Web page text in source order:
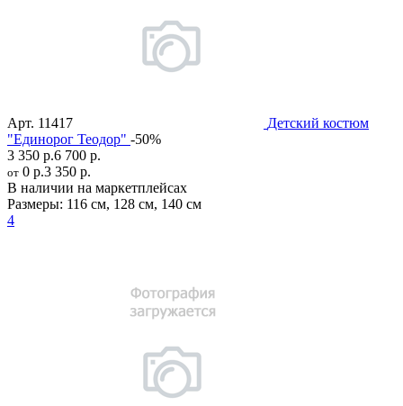
Арт. 11417
Детский костюм
"Единорог Теодор" -50%
3 350 р.6 700 р.
от 0 р.3 350 р.
В наличии на маркетплейсах
Размеры: 116 см, 128 см, 140 см
4